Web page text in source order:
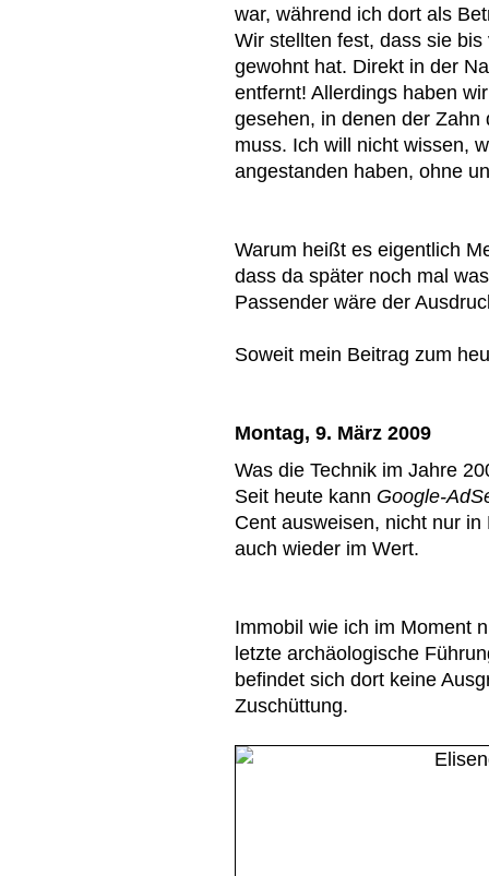
war, während ich dort als
Wir stellten fest, dass sie
gewohnt hat. Direkt in der
entfernt! Allerdings haben
gesehen, in denen der
muss. Ich will nicht wissen,
angestanden haben, ohne
Warum heißt es eigentlich
dass da später noch mal
Passender wäre der
Soweit mein Beitrag zum
Montag, 9. März 2009
Was die Technik im Jahre
Seit heute kann Google-
Cent ausweisen, nicht nur
auch wieder im Wert.
Immobil wie ich im Moment
letzte archäologische
befindet sich dort keine
Zuschüttung.